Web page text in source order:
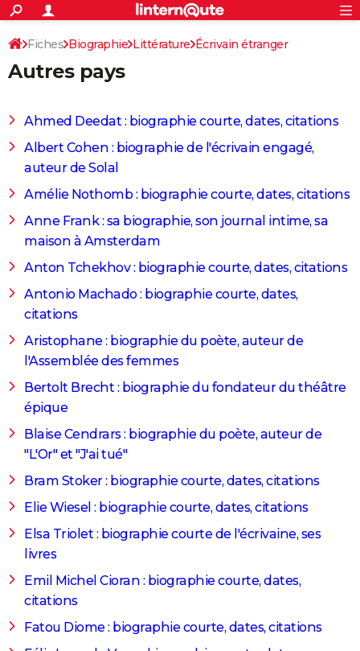
ACTUALITÉS
Politique
Société
Faits Divers
Education
Monde
Villes
+
SPORT
Coupe du monde 2026
Football
Tennis
Cyclisme
Rugby
Forum
Programme TV
TNTStreaming
Cinéma
Sorties cinéma
Musique
FINANCE
Retraite
Impôts
Epargne
Immobilier
Risques naturels par ville
Banque
Assurance
Crédit
AUTO
BRICOLAGE
Forum
Aménagement intérieur
Extérieur
Cuisine
Salle de bains
Jardinage
Rangement
WEEK-END
Art de vivre
Bien-être
Loisirs
Mode
Modes de vie
SANTE
Alimentation
Guide de la santé
Maladies
Médicaments
Sommeil
+ VOYAGE
PHOTO
GUIDES D'ACHAT
CARTE DE VOEUX
Carte de Noël
Carte Bonne année
Carte Saint-Valentin
Carte Pâques
Carte d'anniversaire
DICTIONNAIRE
Dictionnaire
Biographies
Citations
Expressions
Proverbes
COPAINS D'AVANT
S'inscrire
Se connecter
Lycées
Collèges
Primaires
Universités
Entreprises
Service militaire
Avis de recherche
AVIS DE DÉCÈS
Rechercher
S'inscrire
Connexion
Fiches Biographie Littérature Écrivain étranger
Autres pays
Autres pays
Ahmed Deedat : biographie courte, dates, citations
Albert Cohen : biographie de l'écrivain engagé,
auteur de Solal
Amélie Nothomb : biographie courte, dates, citations
Anne Frank : sa biographie, son journal intime, sa
maison à Amsterdam
Anton Tchekhov : biographie courte, dates, citations
Antonio Machado : biographie courte, dates,
citations
Aristophane : biographie du poète, auteur de
l'Assemblée des femmes
Bertolt Brecht : biographie du fondateur du théâtre
épique
Blaise Cendrars : biographie du poète, auteur de
"L'Or" et "J'ai tué"
Bram Stoker : biographie courte, dates, citations
Elie Wiesel : biographie courte, dates, citations
Elsa Triolet : biographie courte de l'écrivaine, ses
livres
Emil Michel Cioran : biographie courte, dates,
citations
Fatou Diome : biographie courte, dates, citations